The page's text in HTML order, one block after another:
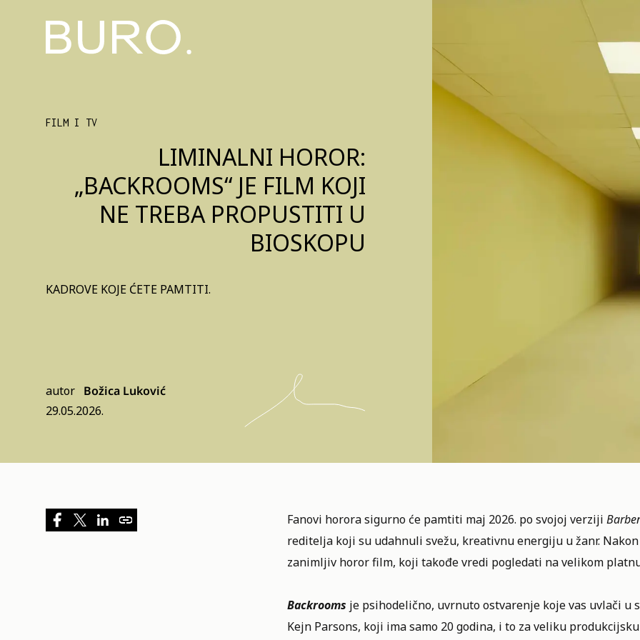
FILM I TV
LIMINALNI HOROR:
„BACKROOMS“ JE FILM KOJI
NE TREBA PROPUSTITI U
BIOSKOPU
KADROVE KOJE ĆETE PAMTITI.
autor Božica Luković
29.05.2026.
Fanovi horora sigurno će pamtiti maj 2026. po svojoj verziji
reditelja koji su udahnuli svežu, kreativnu energiju u žanr.
zanimljiv horor film, koji takođe vredi pogledati na velikom
Backrooms je psihodelično, uvrnuto ostvarenje koje vas uvlači u
Kejn Parsons, koji ima samo 20 godina, i to za veliku